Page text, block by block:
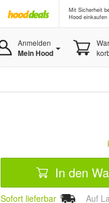
Mit Sicherheit
Hood einkaufen
Anmelden
Mein Hood
In den
Sofort lieferbar Auf